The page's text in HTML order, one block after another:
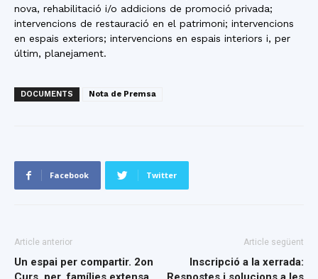
nova, rehabilitació i/o addicions de promoció privada;
intervencions de restauració en el patrimoni; intervencions
en espais exteriors; intervencions en espais interiors i, per
últim, planejament.
DOCUMENTS Nota de Premsa
Facebook Twitter
Article anterior
Un espai per compartir. 2on
Article següent
Inscripció a la xerrada: